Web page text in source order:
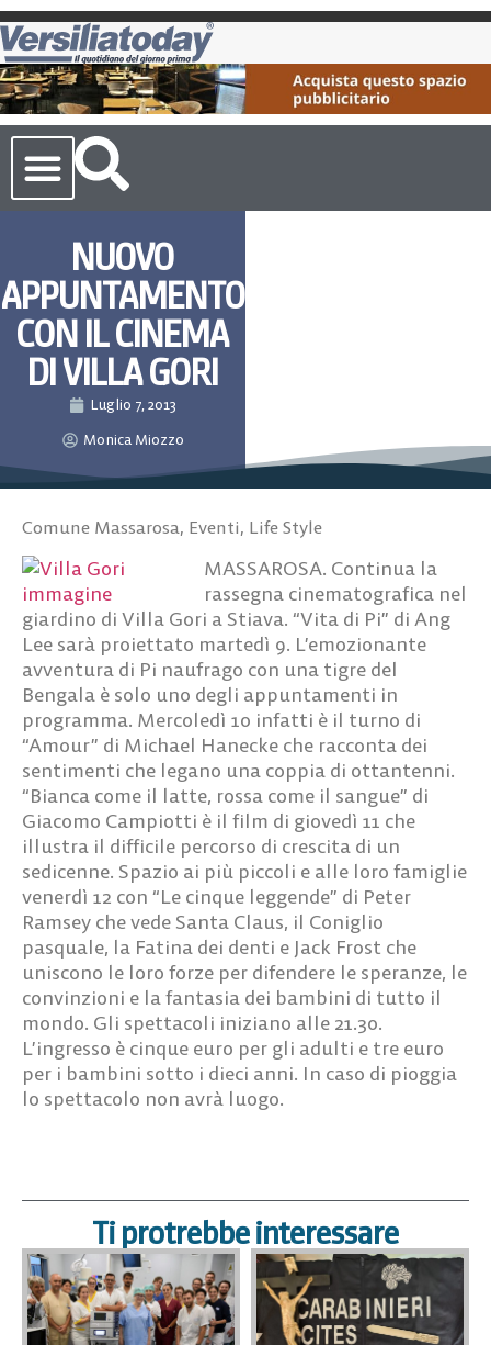
NUOVO
APPUNTAMENTO
CON IL CINEMA
DI VILLA GORI
Luglio 7, 2013
Monica Miozzo
Comune Massarosa, Eventi, Life Style
MASSAROSA. Continua la
rassegna cinematografica nel
giardino di Villa Gori a Stiava. “Vita di Pi” di Ang
Lee sarà proiettato martedì 9. L’emozionante
avventura di Pi naufrago con una tigre del
Bengala è solo uno degli appuntamenti in
programma. Mercoledì 10 infatti è il turno di
“Amour” di Michael Hanecke che racconta dei
sentimenti che legano una coppia di ottantenni.
“Bianca come il latte, rossa come il sangue” di
Giacomo Campiotti è il film di giovedì 11 che
illustra il difficile percorso di crescita di un
sedicenne. Spazio ai più piccoli e alle loro famiglie
venerdì 12 con “Le cinque leggende” di Peter
Ramsey che vede Santa Claus, il Coniglio
pasquale, la Fatina dei denti e Jack Frost che
uniscono le loro forze per difendere le speranze, le
convinzioni e la fantasia dei bambini di tutto il
mondo. Gli spettacoli iniziano alle 21.30.
L’ingresso è cinque euro per gli adulti e tre euro
per i bambini sotto i dieci anni. In caso di pioggia
lo spettacolo non avrà luogo.
Ti protrebbe interessare